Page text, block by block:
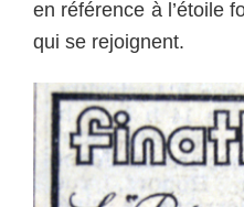
en référence à l’étoile
qui se rejoignent.